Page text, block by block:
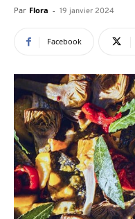
Par Flora - 19 janvier 2024
Facebook